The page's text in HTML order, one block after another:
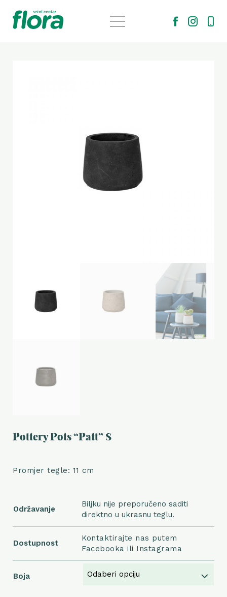
Pottery Pots “Patt” S
Promjer tegle: 11 cm
Održavanje
Biljku nije preporučeno saditi
direktno u ukrasnu teglu.
Dostupnost
Kontaktirajte nas putem
Facebooka ili Instagrama
Boja